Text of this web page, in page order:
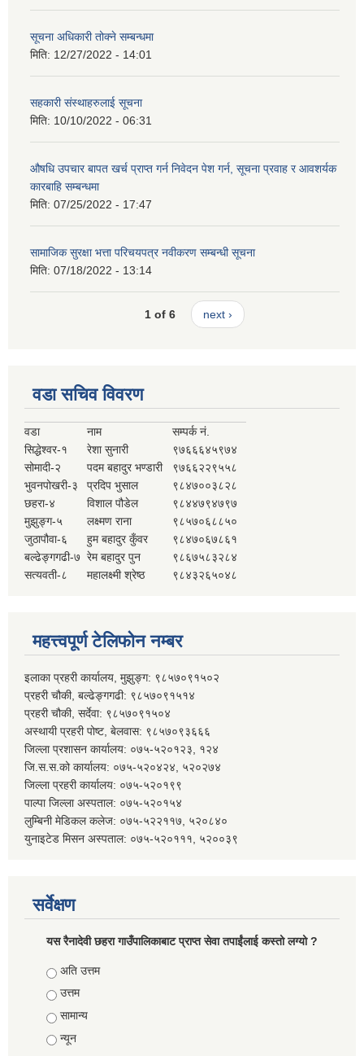
सूचना अधिकारी तोक्ने सम्बन्धमा
मिति: 12/27/2022 - 14:01
सहकारी संस्थाहरुलाई सूचना
मिति: 10/10/2022 - 06:31
औषधि उपचार बापत खर्च प्राप्त गर्न निवेदन पेश गर्न, सूचना प्रवाह र आवशर्यक
कारबाहि सम्बन्धमा
मिति: 07/25/2022 - 17:47
सामाजिक सुरक्षा भत्ता परिचयपत्र नवीकरण सम्बन्धी सूचना
मिति: 07/18/2022 - 13:14
1 of 6 next ›
वडा सचिव विवरण
वडा नाम
सम्पर्क नं.
सिद्धेश्वर-१
रेशा सुनारी
९७६६६४५९७४
सोमादी-२
पदम बहादुर भण्डारी
९७६६२२९५५८
भुवनपोखरी-३
प्रदिप भुसाल
९८४७००३८२८
छहरा-४
विशाल पौडेल
९८४४७९४७९७
मुझुङ्ग-५
लक्ष्मण राना
९८५७०६८८५०
जुठापौवा-६
हुम बहादुर कुँवर
९८४७०६७८६१
बल्ढेङ्गगढी-७ रेम बहादुर पुन
९८६७५८३२८४
सत्यवती-८
महालक्ष्मी श्रेष्ठ ९८४३२६५०४८
महत्त्वपूर्ण टेलिफोन नम्बर
इलाका प्रहरी कार्यालय, मुझुङ्ग: ९८५७०९१५०२
प्रहरी चौकी, बल्ढेङ्गगढी: ९८५७०९१५१४
प्रहरी चौकी, सर्देवा: ९८५७०९१५०४
अस्थायी प्रहरी पोष्ट, बेलवास: ९८५७०९३६६६
जिल्ला प्रशासन कार्यालय: ०७५-५२०१२३, १२४
जि.स.स.को कार्यालय: ०७५-५२०४२४, ५२०२७४
जिल्ला प्रहरी कार्यालय: ०७५-५२०१९९
पाल्पा जिल्ला अस्पताल: ०७५-५२०१५४
लुम्बिनी मेडिकल कलेज: ०७५-५२२११७, ५२०८४०
युनाइटेड मिसन अस्पताल: ०७५-५२०१११, ५२००३९
सर्वेक्षण
यस रैनादेवी छहरा गाउँपालिकाबाट प्राप्त सेवा तपाईंलाई कस्तो लग्यो ?
Choices
अति उत्तम
उत्तम
सामान्य
न्यून